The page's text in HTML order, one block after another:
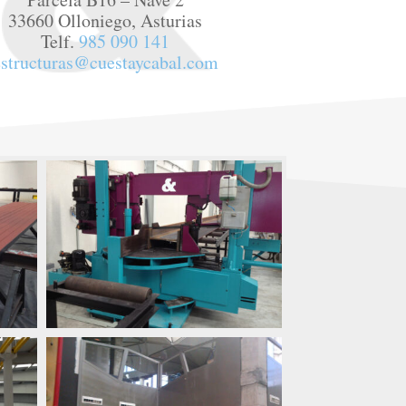
33660 Olloniego, Asturias
Telf.985 090 141